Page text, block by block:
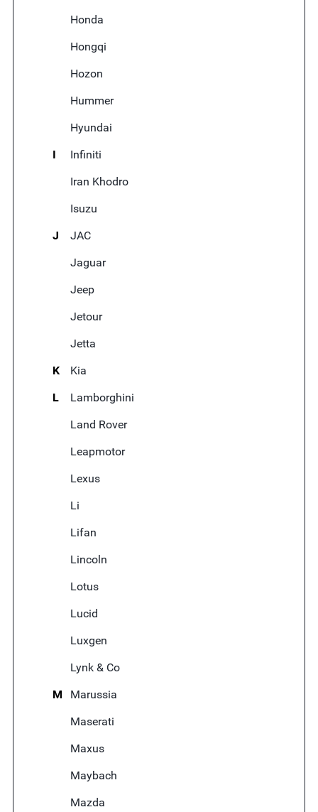
Honda
Hongqi
Hozon
Hummer
Hyundai
I
Infiniti
Iran Khodro
Isuzu
J
JAC
Jaguar
Jeep
Jetour
Jetta
K
Kia
L
Lamborghini
Land Rover
Leapmotor
Lexus
Li
Lifan
Lincoln
Lotus
Lucid
Luxgen
Lynk & Co
M
Marussia
Maserati
Maxus
Maybach
Mazda